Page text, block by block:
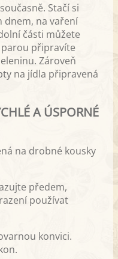
Stačí si
na vaření
části můžete
připravíte
Zároveň
na jídla připravená
A ÚSPORNÉ
na drobné kousky
předem,
používat
konvici.